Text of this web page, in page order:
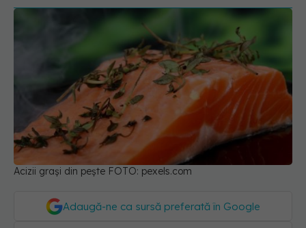
Acizii grași din pește FOTO: pexels.com
Adaugă-ne ca sursă preferată în Google